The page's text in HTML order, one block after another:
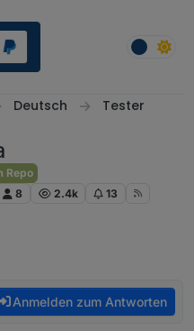
Deutsch
Tester
Repo
8 2.4k 13
Anmelden zum Antworten